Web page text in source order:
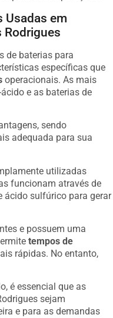
Usadas em
Rodrigues
de baterias para
específicas que
operacionais. As mais
e as baterias de
sendo
adequada para sua
utilizadas
funcionam através de
ácido sulfúrico para gerar
e possuem uma
tempos de
rápidas. No entanto,
é essencial que as
sejam
e para as demandas